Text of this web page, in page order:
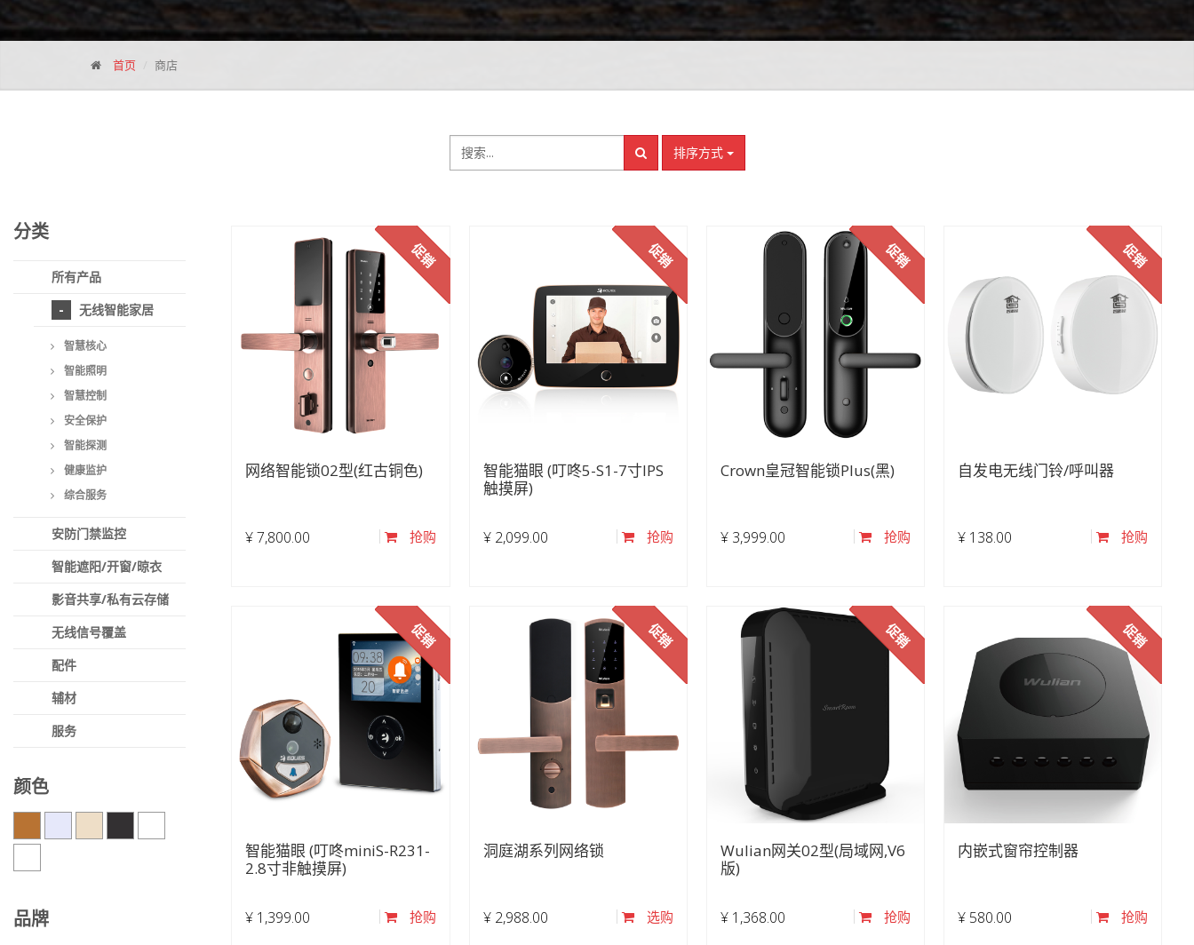
首页 商店
排序方式
分类
所有产品
无线智能家居
智慧核心
智能照明
智慧控制
安全保护
智能探测
健康监护
综合服务
安防门禁监控
智能遮阳/开窗/晾衣
影音共享/私有云存储
无线信号覆盖
配件
辅材
服务
颜色
品牌
促销
网络智能锁02型(红古铜色)
¥7,800.00 抢购
促销
智能猫眼 (叮咚5-S1-7寸IPS
触摸屏)
¥ 2,099.00 抢购
促销
Crown皇冠智能锁Plus(黑)
¥ 3,999.00 抢购
促销
自发电无线门铃/呼叫器
¥ 138.00 抢购
促销
智能猫眼 (叮咚miniS-R231-
2.8寸非触摸屏)
¥ 1,399.00 抢购
促销
洞庭湖系列网络锁
¥ 2,988.00 选购
促销
Wulian网关02型(局域网,V6
版)
¥ 1,368.00 抢购
促销
内嵌式窗帘控制器
¥ 580.00 抢购